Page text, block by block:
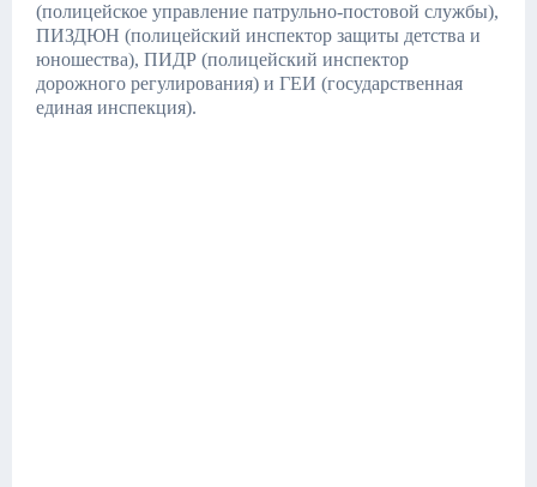
(полицейское управление патрульно-постовой службы),
ПИЗДЮН (полицейский инспектор защиты детства и
юношества), ПИДР (полицейский инспектор
дорожного регулирования) и ГЕИ (государственная
единая инспекция).